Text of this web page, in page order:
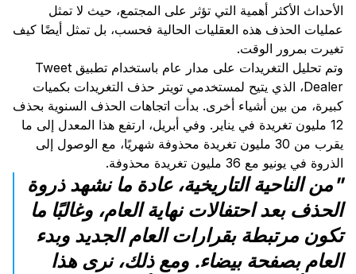
الأحداث الأكثر أهمية التي تؤثر على المجتمع، حيث لا تمثل
عمليات الحذف هذه العقليات الحالية فحسب، بل تمثل أيضًا كيف
تغيرت بمرور الوقت.
وتم تحليل التغريدات على مدار عام باستخدام تطبيق Tweet
Dealer، الذي يتيح لمستخدمي تويتر حذف التغريدات بكميات
كبيرة، من بين أشياء أخرى. بدأت اتجاهات الحذف السنوية بحذف
12 مليون تغريدة في يناير. وفي أبريل، ارتفع هذا المعدل إلى ما
يقرب من 30 مليون تغريدة محذوفة شهريًا، مع الوصول إلى
الذروة في يونيو مع 36 مليون تغريدة محذوفة.
"من الناحية التاريخية، عادة ما نشهد ذروة
الحذف بعد احتفالات نهاية العام، وغالبًا ما
تكون مرتبطة بقرارات العام الجديد وبدء
العام بصفحة بيضاء. ومع ذلك، نرى هذا